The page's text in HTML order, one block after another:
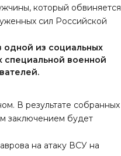
который обвиняется
сил Российской
одной из социальных
военной
В результате собранных
заключением будет
на атаку ВСУ на